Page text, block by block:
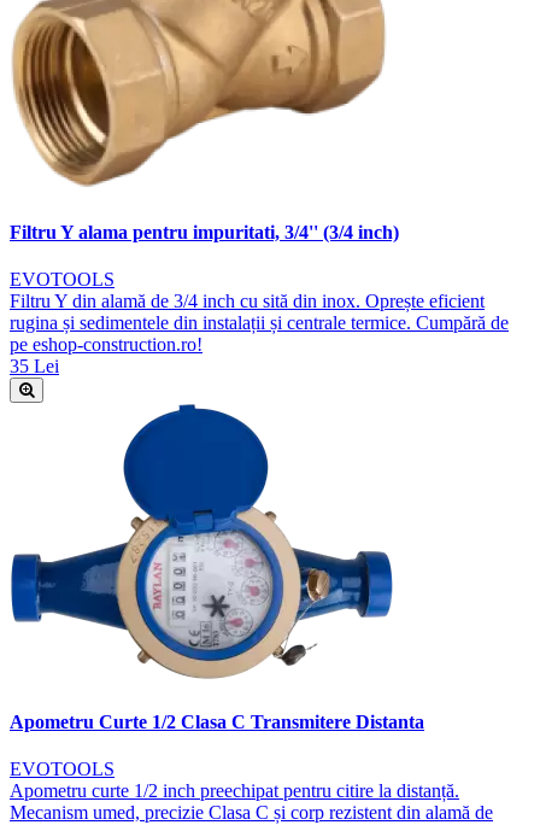
Filtru Y alama pentru impuritati, 3/4'' (3/4 inch)
EVOTOOLS
Filtru Y din alamă de 3/4 inch cu sită din inox. Oprește eficient
rugina și sedimentele din instalații și centrale termice. Cumpără de
pe eshop-construction.ro!
35 Lei
Apometru Curte 1/2 Clasa C Transmitere Distanta
EVOTOOLS
Apometru curte 1/2 inch preechipat pentru citire la distanță.
Mecanism umed, precizie Clasa C și corp rezistent din alamă de